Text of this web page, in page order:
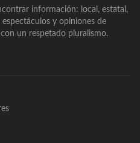
información: local, estatal,
y opiniones de
un respetado pluralismo.